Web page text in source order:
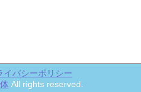
イバシーポリシー
All rights reserved.